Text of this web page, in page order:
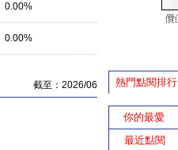
0.00%
0.00%
截至：2026/06 熱門點閱排行
你的最愛
最近點閱